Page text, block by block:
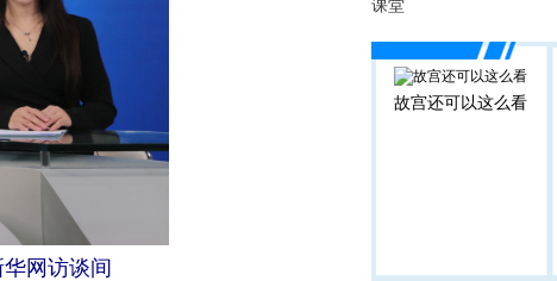
网访谈间
课堂
故宫还可以这么看